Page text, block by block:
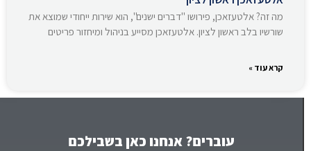
מה זה? אלטעזאכן, פירושו "דברים ישנים", הוא שירות ייחודי שמוצא את
שורשיו בלב ראשון לציון. אלטעזאכן מסייע בניהול ומיחזור פריטים
קרא עוד »
עוברים? אנחנו כאן בשבילכם